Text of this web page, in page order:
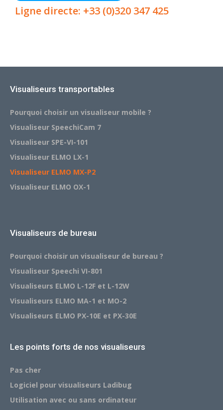
Ligne directe: +33 (0)320 347 425
Visualiseurs transportables
Pourquoi choisir un visualiseur mobile ?
Visualiseur SpeechiCam 7
Visualiseur SPE-VI-101
Visualiseur ELMO LX-1
Visualiseur ELMO MX-P2
Visualiseur ELMO OX-1
Visualiseurs de bureau
Pourquoi choisir un visualiseur de bureau ?
Visualiseur Speechi VI-801
Visualiseurs ELMO L-12F et L-12W
Visualiseurs ELMO MA-1 et MO-2
Visualiseurs ELMO PX-10E et PX-30E
Les points forts de nos visualiseurs
Pas cher
Logiciel pour visualiseurs Ladibug
Utilisation avec ou sans ordinateur